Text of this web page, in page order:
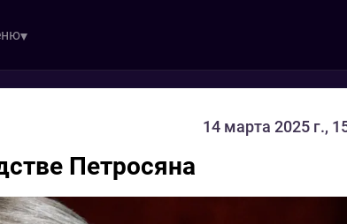
14 марта 2025 г.,
Петросяна